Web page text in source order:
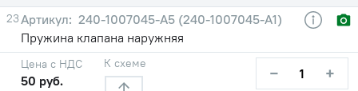
23
240-1007045-А5 (240-1007045-А1)
Пружина клапана наружняя
Цена с НДС
50 руб.
К схеме − +